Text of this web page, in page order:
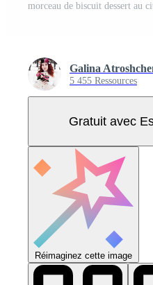
Galina
5 455 Ressources
Gratuit avec
Réimaginez cette image